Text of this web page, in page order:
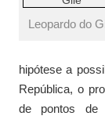
Leopardo do
hipótese a
República, o
de pontos de